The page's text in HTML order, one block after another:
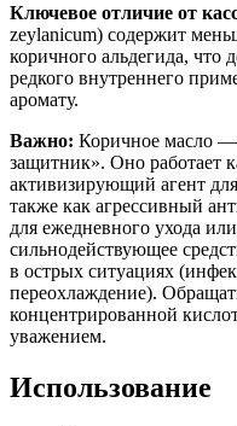
Ключевое отличие от
zeylanicum) содержит
коричного альдегида, что
редкого внутреннего
аромату.
Важно: Коричное масло —
защитник». Оно работает
активизирующий агент
также как агрессивный
для ежедневного ухода
сильнодействующее
в острых ситуациях
переохлаждение).
концентрированной
уважением.
Использование